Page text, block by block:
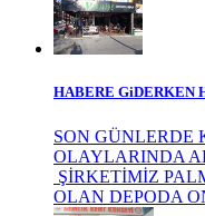
HABERE GiDERKEN
SON GÜNLERDE
OLAYLARINDA
ŞİRKETİMİZ
OLAN DEPODA